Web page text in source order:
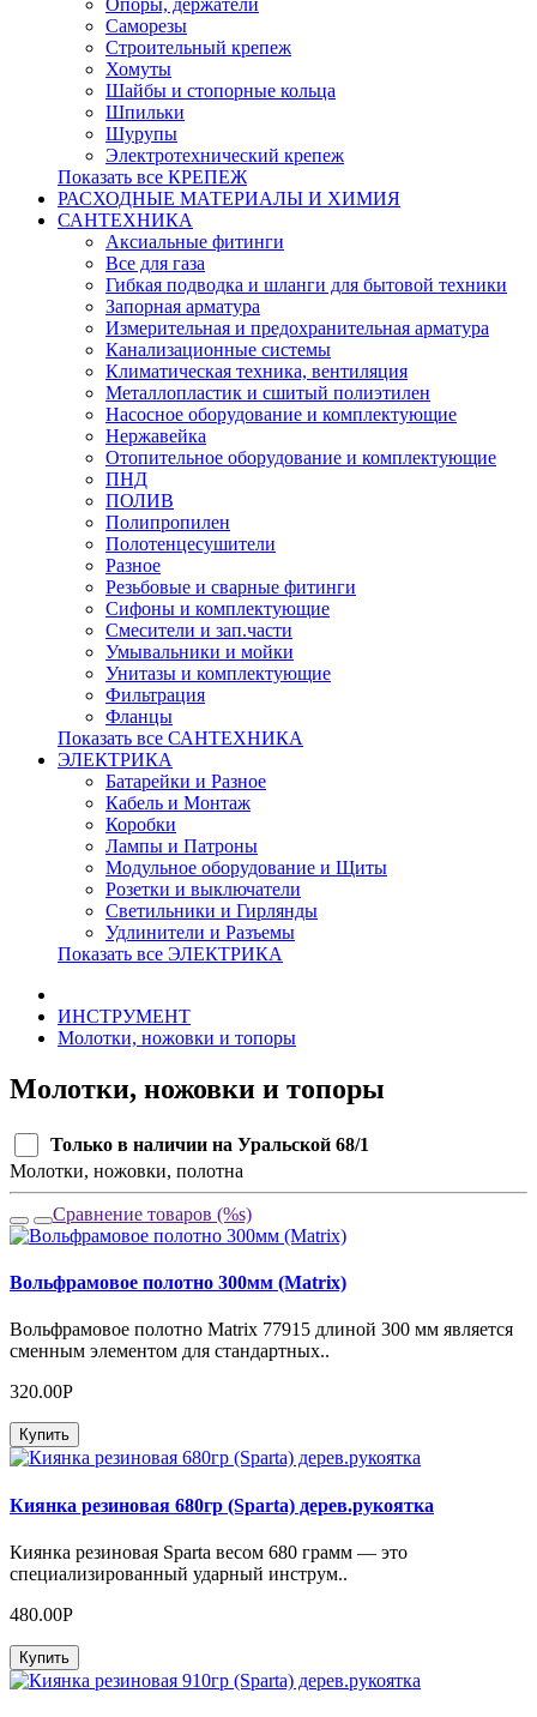
Опоры, держатели
Саморезы
Строительный крепеж
Хомуты
Шайбы и стопорные кольца
Шпильки
Шурупы
Электротехнический крепеж
Показать все КРЕПЕЖ
РАСХОДНЫЕ МАТЕРИАЛЫ И ХИМИЯ
САНТЕХНИКА
Аксиальные фитинги
Все для газа
Гибкая подводка и шланги для бытовой техники
Запорная арматура
Измерительная и предохранительная арматура
Канализационные системы
Климатическая техника, вентиляция
Металлопластик и сшитый полиэтилен
Насосное оборудование и комплектующие
Нержавейка
Отопительное оборудование и комплектующие
ПНД
ПОЛИВ
Полипропилен
Полотенцесушители
Разное
Резьбовые и сварные фитинги
Сифоны и комплектующие
Смесители и зап.части
Умывальники и мойки
Унитазы и комплектующие
Фильтрация
Фланцы
Показать все САНТЕХНИКА
ЭЛЕКТРИКА
Батарейки и Разное
Кабель и Монтаж
Коробки
Лампы и Патроны
Модульное оборудование и Щиты
Розетки и выключатели
Светильники и Гирлянды
Удлинители и Разъемы
Показать все ЭЛЕКТРИКА
ИНСТРУМЕНТ
Молотки, ножовки и топоры
Молотки, ножовки и топоры
Только в наличии на Уральской 68/1
Молотки, ножовки, полотна
Сравнение товаров (%s)
Вольфрамовое полотно 300мм (Matrix)
Вольфрамовое полотно Matrix 77915 длиной 300 мм является
сменным элементом для стандартных..
320.00Р
Купить
Киянка резиновая 680гр (Sparta) дерев.рукоятка
Киянка резиновая Sparta весом 680 грамм — это
специализированный ударный инструм..
480.00Р
Купить